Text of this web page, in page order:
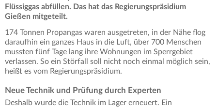
Flüssiggas abfüllen. Das hat das Regierungspräsidium
Gießen mitgeteilt.
174 Tonnen Propangas waren ausgetreten, in der Nähe flog
daraufhin ein ganzes Haus in die Luft, über 700 Menschen
mussten fünf Tage lang ihre Wohnungen im Sperrgebiet
verlassen. So ein Störfall soll nicht noch einmal möglich sein,
heißt es vom Regierungspräsidium.
Neue Technik und Prüfung durch Experten
Deshalb wurde die Technik im Lager erneuert. Ein